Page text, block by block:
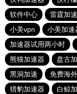
软件中心
雷霆加速
小美vpn
小美加速
加速器试用两小时
熊猫加速器
盘古
黑洞加速
免费海
猎豹加速器
白鲸